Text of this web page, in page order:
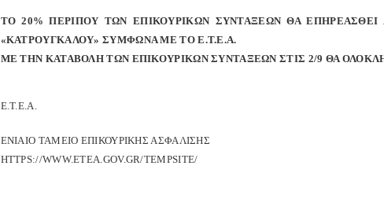
ΤΟ 20% ΠΕΡΙΠΟΥ ΤΩΝ ΕΠΙΚΟΥΡΙΚΩΝ ΣΥΝΤΑΞΕΩΝ ΘΑ
«ΚΑΤΡΟΥΓΚΑΛΟΥ» ΣΥΜΦΩΝΑ ΜΕ ΤΟ Ε.Τ.Ε.Α.
ΜΕ ΤΗΝ ΚΑΤΑΒΟΛΗ ΤΩΝ ΕΠΙΚΟΥΡΙΚΩΝ ΣΥΝΤΑΞΕΩΝ ΣΤΙΣ 2/9 ΘΑ
Ε.Τ.Ε.Α.
ΕΝΙΑΙΟ ΤΑΜΕΙΟ ΕΠΙΚΟΥΡΙΚΗΣ ΑΣΦΑΛΙΣΗΣ
HTTPS://WWW.ETEA.GOV.GR/TEMPSITE/